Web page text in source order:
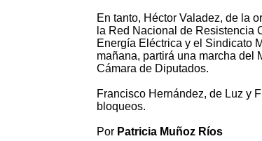
En tanto, Héctor Valadez, de la
la Red Nacional de Resistencia
Energía Eléctrica y el Sindicato
mañana, partirá una marcha del
Cámara de Diputados.
Francisco Hernández, de Luz y
bloqueos.
Por Patricia Muñoz Ríos